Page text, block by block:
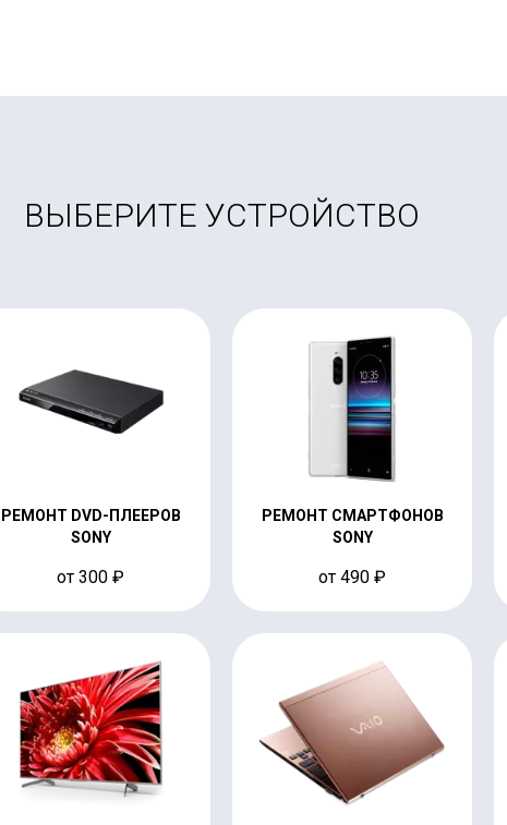
ВЫБЕРИТЕ УСТРОЙСТВО
РЕМОНТ DVD-ПЛЕЕРОВ
SONY
от 300 ₽
РЕМОНТ СМАРТФОНОВ
SONY
от 490 ₽